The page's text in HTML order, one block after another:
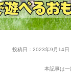
投稿日：2023年9月14
本記事は